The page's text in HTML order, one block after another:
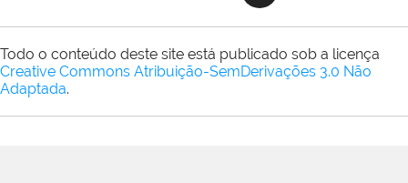
Todo o conteúdo deste site está publicado sob a licença
Creative Commons Atribuição-SemDerivações 3.0 Não
Adaptada.